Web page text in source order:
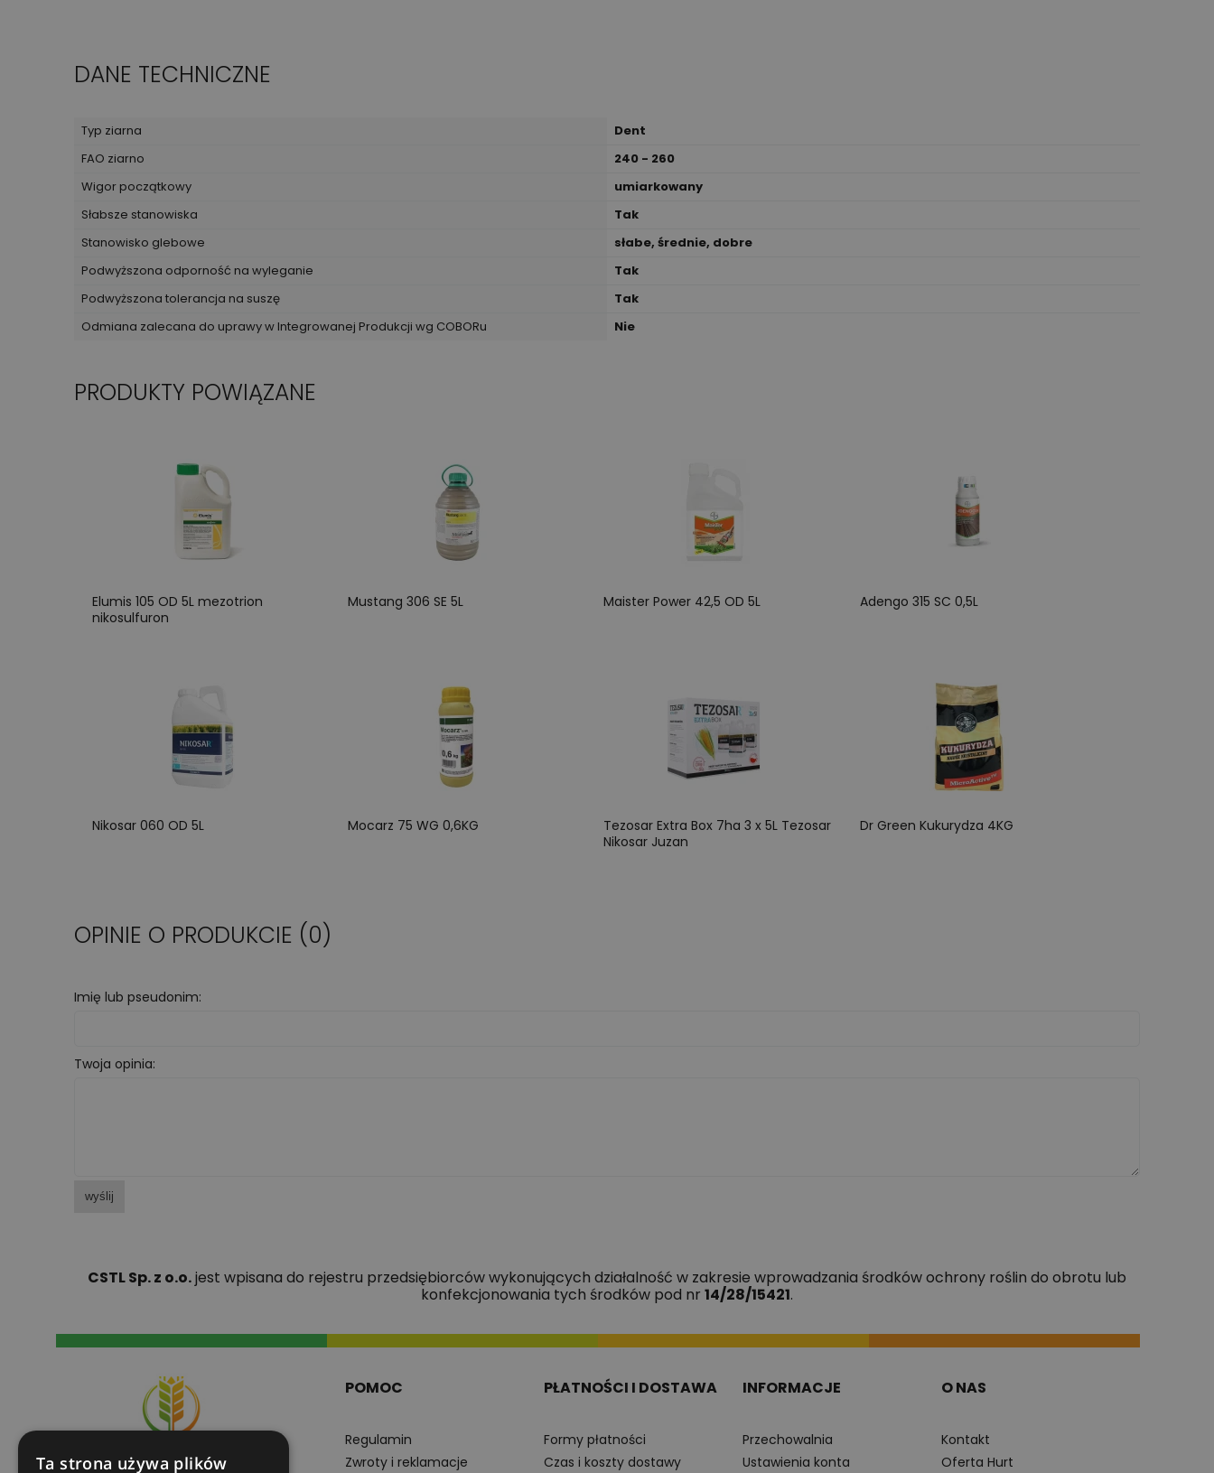
DANE TECHNICZNE
Typ ziarna
Dent
FAO ziarno
240 - 260
Wigor początkowy
umiarkowany
Słabsze stanowiska
Tak
Stanowisko glebowe
słabe, średnie, dobre
Podwyższona odporność na wyleganie
Tak
Podwyższona tolerancja na suszę
Tak
Odmiana zalecana do uprawy w Integrowanej Produkcji wg COBORu
Nie
PRODUKTY POWIĄZANE
Elumis 105 OD 5L mezotrion
nikosulfuron
Mustang 306 SE 5L Maister Power 42,5 OD 5L Adengo 315 SC 0,5L
Nikosar 060 OD 5L Mocarz 75 WG 0,6KG
Tezosar Extra Box 7ha 3 x 5L Tezosar
Nikosar Juzan
Dr Green Kukurydza 4KG
OPINIE O PRODUKCIE (0)
Imię lub pseudonim:
Twoja opinia:
wyślij
CSTL Sp. z o.o.jest wpisana do rejestru przedsiębiorców wykonujących działalność w zakresie wprowadzania środków ochrony roślin do obrotu lub
konfekcjonowania tych środków pod nr 14/28/15421.
POMOC
Regulamin
Zwroty i reklamacje
PŁATNOŚCI I DOSTAWA
Formy płatności
Czas i koszty dostawy
INFORMACJE
Przechowalnia
Ustawienia konta
O NAS
Kontakt
Oferta Hurt
Ta strona używa plików